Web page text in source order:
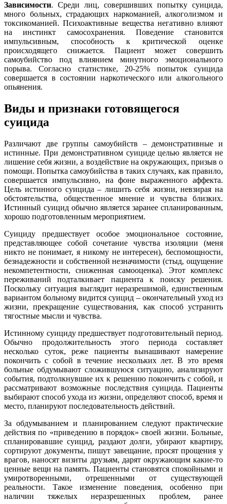
Зависимости. Среди лиц, совершивших попытку суицида,
много больных, страдающих наркоманией, алкоголизмом и
токсикоманией. Психоактивные вещества негативно влияют
на инстинкт самосохранения. Поведение становится
импульсивным, способность к критической оценке
происходящего снижается. Пациент может совершить
самоубийство под влиянием минутного эмоционального
порыва. Согласно статистике, 20-25% попыток суицида
совершается в состоянии наркотического или алкогольного
опьянения.
Виды и признаки готовящегося
суицида
Различают две группы самоубийств – демонстративные и
истинные. При демонстративном суициде целью является не
лишение себя жизни, а воздействие на окружающих, призыв о
помощи. Попытка самоубийства в таких случаях, как правило,
совершается импульсивно, на фоне выраженного аффекта.
Цель истинного суицида – лишить себя жизни, невзирая на
обстоятельства, общественное мнение и чувства близких.
Истинный суицид обычно является заранее спланированным,
хорошо подготовленным мероприятием.
Суициду предшествует особое эмоциональное состояние,
представляющее собой сочетание чувства изоляции (меня
никто не понимает, я никому не интересен), беспомощности,
безнадежности и собственной незначимости (стыд, ощущение
некомпетентности, сниженная самооценка). Этот комплекс
переживаний подталкивает пациента к поиску решения.
Поскольку ситуация выглядит неразрешимой, единственным
вариантом больному видится суицид – окончательный уход из
жизни, прекращение существования, как способ устранить
тягостные мысли и чувства.
Истинному суициду предшествует подготовительный период.
Обычно продолжительность этого периода составляет
несколько суток, реже пациенты вынашивают намерение
покончить с собой в течение нескольких лет. В это время
больные обдумывают сложившуюся ситуацию, анализируют
события, подтолкнувшие их к решению покончить с собой, и
рассматривают возможные последствия суицида. Пациенты
выбирают способ ухода из жизни, определяют способ, время и
место, планируют последовательность действий.
За обдумыванием и планированием следуют практические
действия по «приведению в порядок» своей жизни. Больные,
спланировавшие суицид, раздают долги, убирают квартиру,
сортируют документы, пишут завещание, просят прощения у
врагов, наносят визиты друзьям, дарят окружающим какие-то
ценные вещи на память. Пациенты становятся спокойными и
умиротворенными, отрешенными от существующей
реальности. Такое изменение поведения, особенно при
наличии тяжелых неразрешенных проблем, ранее